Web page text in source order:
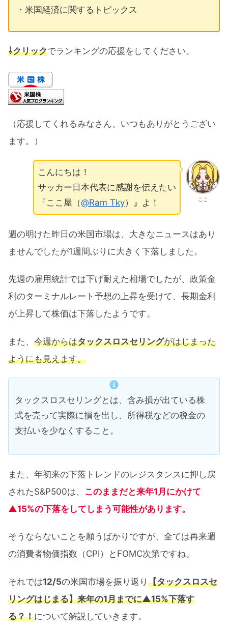
・米国経済に関するトピックス
⇩クリックでランキングの応援をしてください。
（応援してくれるみなさん、いつもありがとうござい
ます。）
ここ
こんにちは！
サッカー日本代表に感謝を伝えたい
『ここ屋（@Ram Tky）』よ！
週の明けた昨日の米国市場は、大きなニュースはあり
ませんでしたが1週間ぶりに大きく下落しました。
先週の雇用統計では下げ耐えた相場でしたが、政策金
利のターミナルレート予想の上昇を受けて、長期金利
が上昇して株価は下落したようです。
また、 今週からはタックスロスセリングがはじまった
ようにも見えます。
タックスロスセリングとは、含み損が出ている株
式を売って実際に損を出し、所得税などの税金の
支払いを少なくすること。
また、年初来の下落トレンドのレジスタンスに押し戻
されたS&P500は、 このままだと来年1月にかけて
▲15%の下落をしてしまう可能性があります。
そうならないことを願うばかりですが、全ては再来週
の消費者物価指数（CPI）とFOMC次第ですね。
それでは12/5の米国市場を振り返り 【タックスロスセ
リングはじまる】来年の1月までに▲15%下落す
る？！について解説していきます。